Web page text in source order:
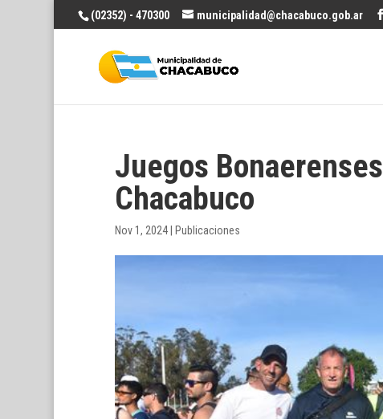
(02352) - 470300 municipalidad@chacabuco.gob.ar
Juegos
Chacabuco
Nov 1, 2024| Publicaciones